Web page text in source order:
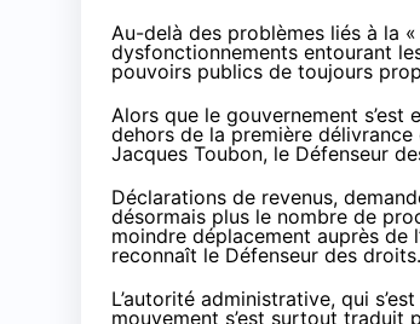
Au-delà des problèmes liés à la
dysfonctionnements entourant
pouvoirs publics de toujours
Alors que le gouvernement s’est
dehors de la première délivrance
Jacques Toubon, le Défenseur
Déclarations de revenus,
désormais plus le nombre de
moindre déplacement auprès de
reconnaît le Défenseur des droits.
L’autorité administrative, qui
mouvement s’est surtout traduit